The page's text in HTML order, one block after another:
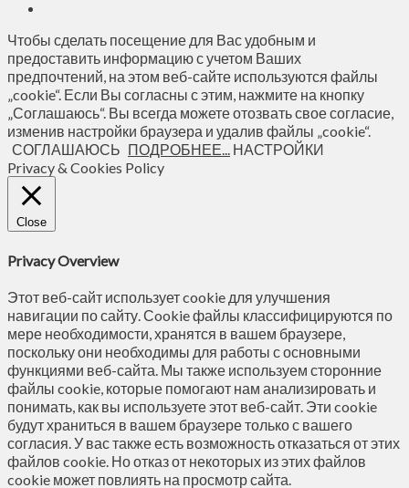
Чтобы сделать посещение для Вас удобным и
предоставить информацию с учетом Ваших
предпочтений, на этом веб-сайте используются файлы
„cookie“. Если Вы согласны с этим, нажмите на кнопку
„Соглашаюсь“. Вы всегда можете отозвать свое согласие,
изменив настройки браузера и удалив файлы „cookie“.
СОГЛАШАЮСЬ ПОДРОБНЕЕ... НАСТРОЙКИ
Privacy & Cookies Policy
Close
Privacy Overview
Этот веб-сайт использует cookie для улучшения
навигации по сайту. Сookie файлы классифицируются по
мере необходимости, хранятся в вашем браузере,
поскольку они необходимы для работы с основными
функциями веб-сайта. Мы также используем сторонние
файлы cookie, которые помогают нам анализировать и
понимать, как вы используете этот веб-сайт. Эти cookie
будут храниться в вашем браузере только с вашего
согласия. У вас также есть возможность отказаться от этих
файлов cookie. Но отказ от некоторых из этих файлов
cookie может повлиять на просмотр сайта.